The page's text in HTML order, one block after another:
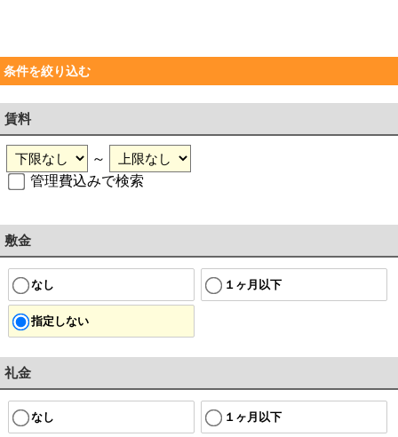
条件を絞り込む
賃料
～
管理費込みで検索
敷金
なし １ヶ月以下
指定しない
礼金
なし １ヶ月以下